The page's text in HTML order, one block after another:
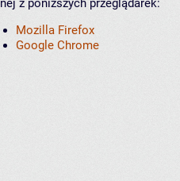
z poniższych przeglądarek:
Mozilla Firefox
Google Chrome